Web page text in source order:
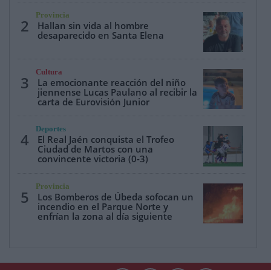
2
Provincia
Hallan sin vida al hombre
desaparecido en Santa Elena
3
Cultura
La emocionante reacción del niño
jiennense Lucas Paulano al recibir la
carta de Eurovisión Junior
4
Deportes
El Real Jaén conquista el Trofeo
Ciudad de Martos con una
convincente victoria (0-3)
5
Provincia
Los Bomberos de Úbeda sofocan un
incendio en el Parque Norte y
enfrían la zona al día siguiente